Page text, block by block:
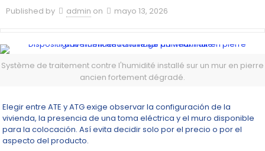
Published by admin on mayo 13, 2026
Système de traitement contre l'humidité installé sur un mur en pierre
ancien fortement dégradé.
Elegir entre ATE y ATG exige observar la configuración de la
vivienda, la presencia de una toma eléctrica y el muro disponible
para la colocación. Así evita decidir solo por el precio o por el
aspecto del producto.